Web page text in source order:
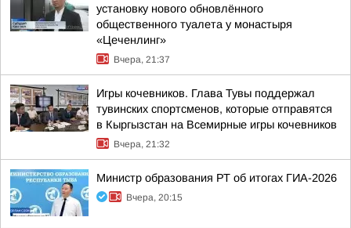
установку нового обновлённого
общественного туалета у монастыря
«Цеченлинг»
Вчера, 21:37
Игры кочевников. Глава Тувы поддержал
тувинских спортсменов, которые отправятся
в Кыргызстан на Всемирные игры кочевников
Вчера, 21:32
Министр образования РТ об итогах ГИА-2026
Вчера, 20:15